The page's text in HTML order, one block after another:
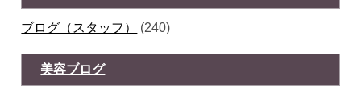
ブログ（スタッフ） (240)
美容ブログ